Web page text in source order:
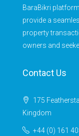
BaraBikri
provide a
property
owners and
Contact Us
175
Kingdom
+44 (0) 161